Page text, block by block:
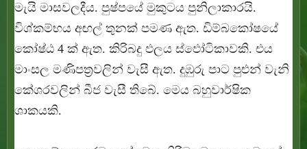
මැයි මාසවලදීය. පුෂ්පයේ මුකුටය පුනිලාකාරයි.
විශ්කම්භය අඟල් තුනක් පමණ ඇත. ඩිම්බකෝෂයේ
කෝෂ්ඨ 4 ක් ඇත. කිරිබදු ඵලය ස්ඵෝටිකාවකි. එය
මාංසල මණිපත්‍රවලින් වැසී ඇත. දුඹුරු පාට පුළුන් වැනි
කේශරවලින් බීජ වැසී තිබේ. මෙය බහුවාර්ෂික
ශාකයකි.